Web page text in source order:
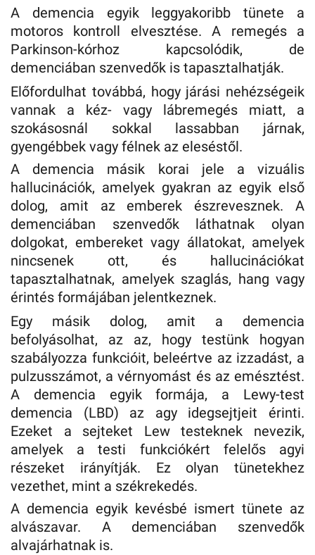
A demencia egyik leggyakoribb tünete a
motoros kontroll elvesztése. A remegés a
Parkinson-kórhoz kapcsolódik, de
demenciában szenvedők is tapasztalhatják.
Előfordulhat továbbá, hogy járási nehézségeik
vannak a kéz- vagy lábremegés miatt, a
szokásosnál sokkal lassabban járnak,
gyengébbek vagy félnek az eleséstől.
A demencia másik korai jele a vizuális
hallucinációk, amelyek gyakran az egyik első
dolog, amit az emberek észrevesznek. A
demenciában szenvedők láthatnak olyan
dolgokat, embereket vagy állatokat, amelyek
nincsenek ott, és hallucinációkat
tapasztalhatnak, amelyek szaglás, hang vagy
érintés formájában jelentkeznek.
Egy másik dolog, amit a demencia
befolyásolhat, az az, hogy testünk hogyan
szabályozza funkcióit, beleértve az izzadást, a
pulzusszámot, a vérnyomást és az emésztést.
A demencia egyik formája, a Lewy-test
demencia (LBD) az agy idegsejtjeit érinti.
Ezeket a sejteket Lew testeknek nevezik,
amelyek a testi funkciókért felelős agyi
részeket irányítják. Ez olyan tünetekhez
vezethet, mint a székrekedés.
A demencia egyik kevésbé ismert tünete az
alvászavar. A demenciában szenvedők
alvajárhatnak is.